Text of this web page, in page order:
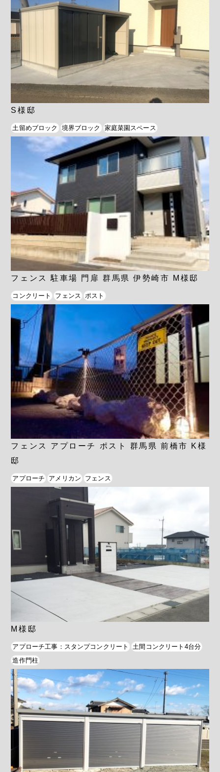
S様邸
土留めブロック 境界ブロック 家庭菜園スペース
フェンス 駐車場 門扉 群馬県 伊勢崎市 M様邸
コンクリート フェンス ポスト
フェンス アプローチ ポスト 群馬県 前橋市 K様
邸
アプローチ アメリカン フェンス
M様邸
アプローチ工事：スタンプコンクリート
土間コンクリート4台分
造作門柱